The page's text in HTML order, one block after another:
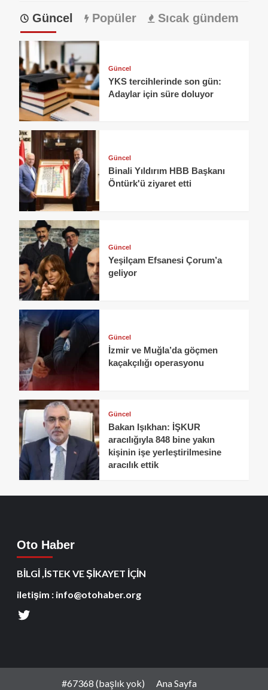
Güncel Popüler Sıcak gündem
Güncel
YKS tercihlerinde son gün:
Adaylar için süre doluyor
Güncel
Binali Yıldırım HBB Başkanı
Öntürk'ü ziyaret etti
Güncel
Yeşilçam Efsanesi Çorum’a
geliyor
Güncel
İzmir ve Muğla’da göçmen
kaçakçılığı operasyonu
Güncel
Bakan Işıkhan: İŞKUR
aracılığıyla 848 bine yakın
kişinin işe yerleştirilmesine
aracılık ettik
Oto Haber
BİLGİ ,İSTEK VE ŞİKAYET İÇİN
iletişim : info@otohaber.org
#67368 (başlık yok) Ana Sayfa